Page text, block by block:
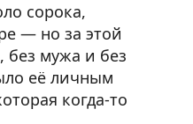
сорока,
— но за этой
без мужа и без
её личным
когда-то